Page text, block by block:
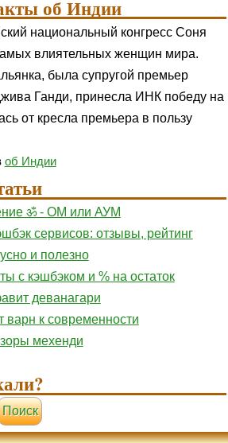
об Индии
национальный конгресс Соня
влиятельных женщин мира.
была супругой премьер
Ганди, принесла ИНК победу на
от кресла премьера в пользу
об Индии
ॐ - ОМ или АУМ
сервисов: отзывы, рейтинг
и полезно
с кэшбэком и % на остаток
деванагари
варн к современности
мехенди
Поиск